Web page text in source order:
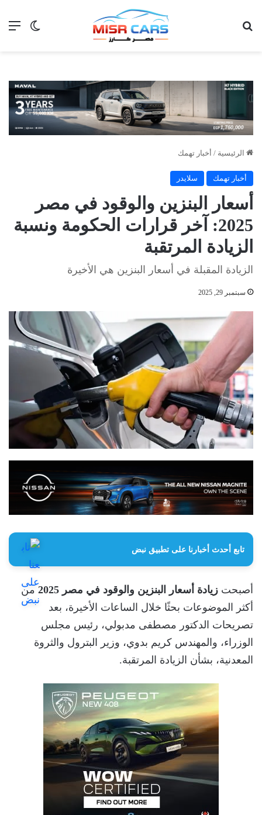
الوضع
الرئيسية / أخبار تهمك
أخبار تهمك سلايدر
أسعار البنزين والوقود في مصر
2025: آخر قرارات الحكومة ونسبة
الزيادة المرتقبة
الزيادة المقبلة في أسعار البنزين هي الأخيرة
سبتمبر 29, 2025
تابع أحدث أخبارنا على تطبيق نبض
أصبحت زيادة أسعار البنزين والوقود في مصر 2025
من
أكثر الموضوعات بحثًا خلال الساعات الأخيرة، بعد
تصريحات الدكتور مصطفى مدبولي، رئيس مجلس
الوزراء، والمهندس كريم بدوي، وزير البترول والثروة
المعدنية، بشأن الزيادة المرتقبة.